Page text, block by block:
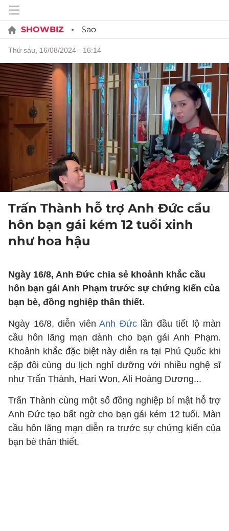
SHOWBIZ Sao
thứ sáu, 16/08/2024 - 16:14
Trấn Thành hỗ trợ Anh Đức cầu
hôn bạn gái kém 12 tuổi xinh
như hoa hậu
Ngày 16/8, Anh Đức chia sẻ khoảnh khắc cầu
hôn bạn gái Anh Phạm trước sự chứng kiến của
bạn bè, đồng nghiệp thân thiết.
Ngày 16/8, diễn viên Anh Đứclần đầu tiết lộ màn
cầu hôn lãng mạn dành cho bạn gái Anh Phạm.
Khoảnh khắc đặc biệt này diễn ra tại Phú Quốc khi
cặp đôi cùng du lịch nghỉ dưỡng với nhiều nghệ sĩ
như Trấn Thành, Hari Won, Ali Hoàng Dương...
Trấn Thành cùng một số đồng nghiệp bí mật hỗ trợ
Anh Đức tạo bất ngờ cho bạn gái kém 12 tuổi. Màn
cầu hôn lãng mạn diễn ra trước sự chứng kiến của
bạn bè thân thiết.